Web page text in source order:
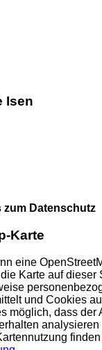
Isen
zum Datenschutz
Karte
eine
Karte auf dieser
und Cookies
möglich, dass der